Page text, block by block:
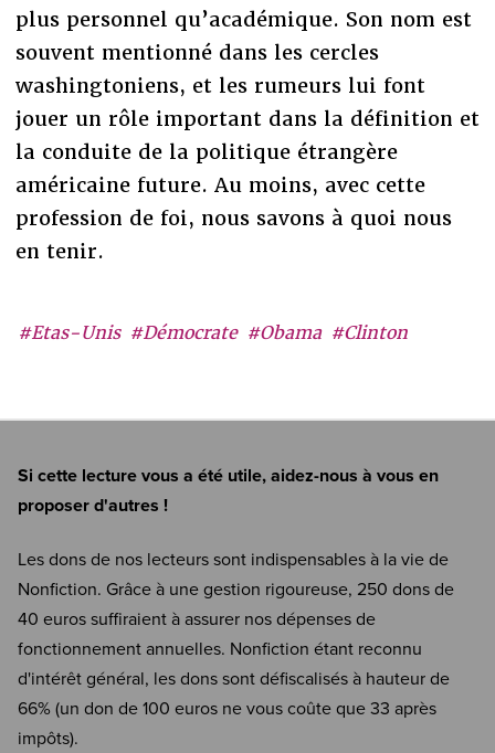
#Etas-Unis #Démocrate #Obama #Clinton
plus personnel qu’académique. Son nom est
souvent mentionné dans les cercles
washingtoniens, et les rumeurs lui font
jouer un rôle important dans la définition et
la conduite de la politique étrangère
américaine future. Au moins, avec cette
profession de foi, nous savons à quoi nous
en tenir.
Si cette lecture vous a été utile, aidez-nous à vous en
proposer d'autres !
Les dons de nos lecteurs sont indispensables à la vie de
Nonfiction. Grâce à une gestion rigoureuse, 250 dons de
40 euros suffiraient à assurer nos dépenses de
fonctionnement annuelles. Nonfiction étant reconnu
d'intérêt général, les dons sont défiscalisés à hauteur de
66% (un don de 100 euros ne vous coûte que 33 après
impôts).